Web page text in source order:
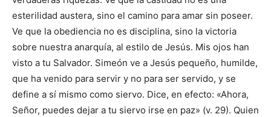
esterilidad austera, sino el camino para amar sin poseer.
Ve que la obediencia no es disciplina, sino la victoria
sobre nuestra anarquía, al estilo de Jesús. Mis ojos han
visto a tu Salvador. Simeón ve a Jesús pequeño, humilde,
que ha venido para servir y no para ser servido, y se
define a sí mismo como siervo. Dice, en efecto: «Ahora,
Señor, puedes dejar a tu siervo irse en paz» (v. 29). Quien